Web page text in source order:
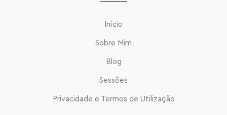
Início
Sobre Mim
Blog
Sessões
Privacidade e Termos de Utilização